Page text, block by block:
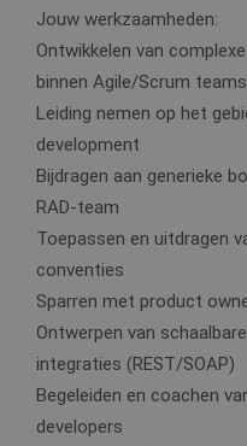
Jouw werkzaamheden:
Ontwikkelen van
binnen Agile/Scrum teams
Leiding nemen op het
development
Bijdragen aan generieke
RAD-team
Toepassen en uitdragen
conventies
Sparren met product
Ontwerpen van
integraties (REST/SOAP)
Begeleiden en coachen
developers